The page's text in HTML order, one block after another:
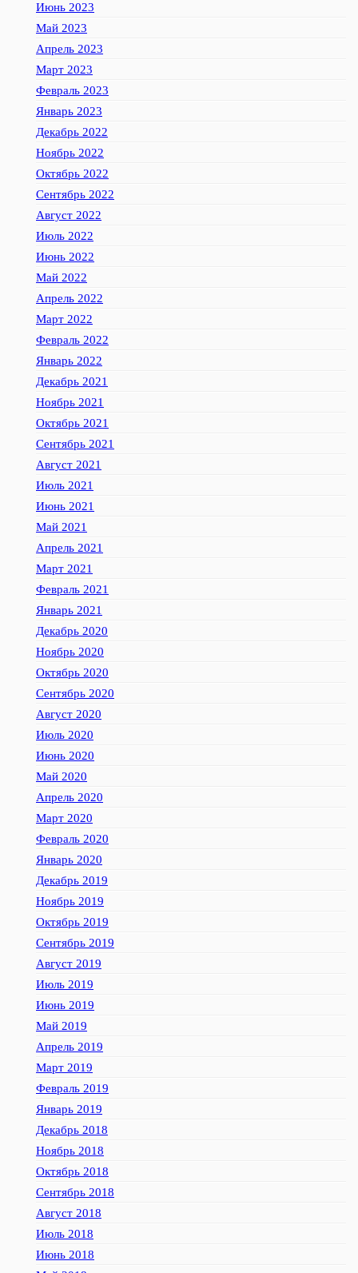
Июнь 2023
Май 2023
Апрель 2023
Март 2023
Февраль 2023
Январь 2023
Декабрь 2022
Ноябрь 2022
Октябрь 2022
Сентябрь 2022
Август 2022
Июль 2022
Июнь 2022
Май 2022
Апрель 2022
Март 2022
Февраль 2022
Январь 2022
Декабрь 2021
Ноябрь 2021
Октябрь 2021
Сентябрь 2021
Август 2021
Июль 2021
Июнь 2021
Май 2021
Апрель 2021
Март 2021
Февраль 2021
Январь 2021
Декабрь 2020
Ноябрь 2020
Октябрь 2020
Сентябрь 2020
Август 2020
Июль 2020
Июнь 2020
Май 2020
Апрель 2020
Март 2020
Февраль 2020
Январь 2020
Декабрь 2019
Ноябрь 2019
Октябрь 2019
Сентябрь 2019
Август 2019
Июль 2019
Июнь 2019
Май 2019
Апрель 2019
Март 2019
Февраль 2019
Январь 2019
Декабрь 2018
Ноябрь 2018
Октябрь 2018
Сентябрь 2018
Август 2018
Июль 2018
Июнь 2018